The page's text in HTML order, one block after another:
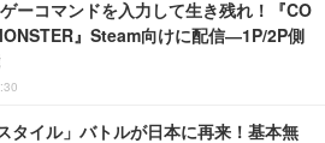
ーコマンドを入力して生き残れ！『CO
』Steam向けに配信―1P/2P側
タイル」バトルが日本に再来！基本無